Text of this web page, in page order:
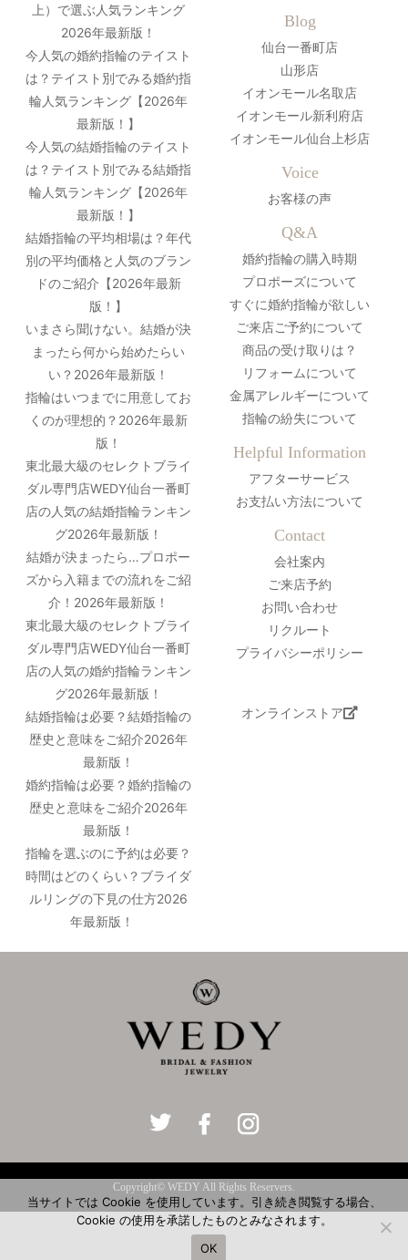
上）で選ぶ人気ランキング
2026年最新版！
今人気の婚約指輪のテイスト
は？テイスト別でみる婚約指
輪人気ランキング【2026年
最新版！】
今人気の結婚指輪のテイスト
は？テイスト別でみる結婚指
輪人気ランキング【2026年
最新版！】
結婚指輪の平均相場は？年代
別の平均価格と人気のブラン
ドのご紹介【2026年最新
版！】
いまさら聞けない。結婚が決
まったら何から始めたらい
い？2026年最新版！
指輪はいつまでに用意してお
くのが理想的？2026年最新
版！
東北最大級のセレクトブライ
ダル専門店WEDY仙台一番町
店の人気の結婚指輪ランキン
グ2026年最新版！
結婚が決まったら…プロポー
ズから入籍までの流れをご紹
介！2026年最新版！
東北最大級のセレクトブライ
ダル専門店WEDY仙台一番町
店の人気の婚約指輪ランキン
グ2026年最新版！
結婚指輪は必要？結婚指輪の
歴史と意味をご紹介2026年
最新版！
婚約指輪は必要？婚約指輪の
歴史と意味をご紹介2026年
最新版！
指輪を選ぶのに予約は必要？
時間はどのくらい？ブライダ
ルリングの下見の仕方2026
年最新版！
Blog
仙台一番町店
山形店
イオンモール名取店
イオンモール新利府店
イオンモール仙台上杉店
Voice
お客様の声
Q&A
婚約指輪の購入時期
プロポーズについて
すぐに婚約指輪が欲しい
ご来店ご予約について
商品の受け取りは？
リフォームについて
金属アレルギーについて
指輪の紛失について
Helpful Information
アフターサービス
お支払い方法について
Contact
会社案内
ご来店予約
お問い合わせ
リクルート
プライバシーポリシー
オンラインストア
Copyright© WEDY All Rights Reservers.
当サイトでは Cookie を使用しています。引き続き閲覧する場合、
Cookie の使用を承諾したものとみなされます。
OK